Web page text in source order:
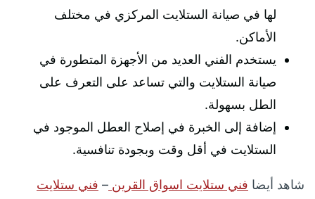
لها في صيانة الستلايت المركزي في مختلف
الأماكن.
يستخدم الفني العديد من الأجهزة المتطورة في
صيانة الستلايت والتي تساعد على التعرف على
الطل بسهولة.
إضافة إلى الخبرة في إصلاح العطل الموجود في
الستلايت في أقل وقت وبجودة تنافسية.
شاهد أيضا فني ستلايت اسواق القرين – فني ستلايت